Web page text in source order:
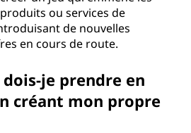
ou services de
de nouvelles
en cours de route.
je prendre en
créant mon propre